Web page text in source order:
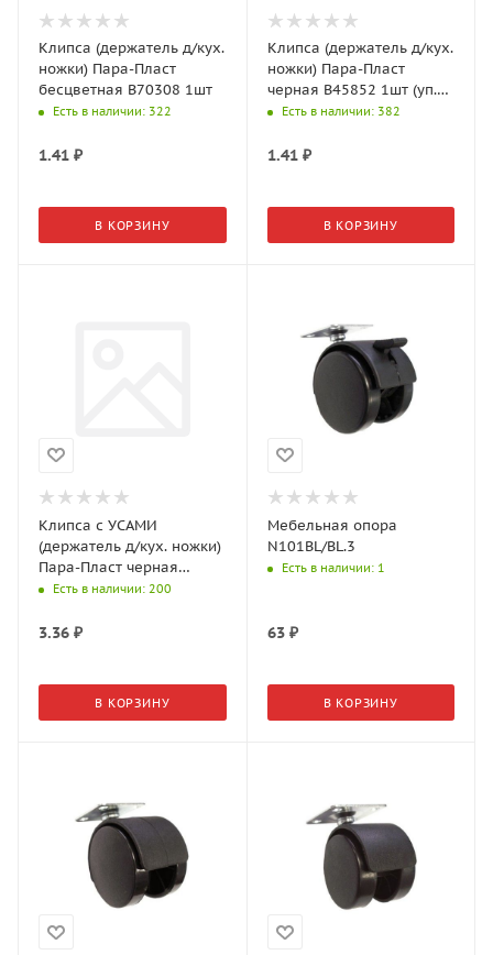
Клипса (держатель д/кух.
ножки) Пара-Пласт
бесцветная В70308 1шт
Есть в наличии: 322
1.41 ₽
В КОРЗИНУ
Клипса (держатель д/кух.
ножки) Пара-Пласт
черная В45852 1шт (уп.
150шт)
Есть в наличии: 382
1.41₽
В КОРЗИНУ
Клипса с УСАМИ
(держатель д/кух. ножки)
Пара-Пласт черная
В124951 1шт (уп. 100шт)
Есть в наличии: 200
3.36 ₽
В КОРЗИНУ
Мебельная опора
N101BL/BL.3
Есть в наличии: 1
63₽
В КОРЗИНУ